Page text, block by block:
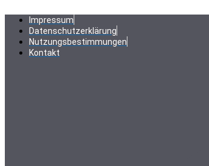
Inhalt
springen
Impressum
Datenschutzerklärung
Nutzungsbestimmungen
Kontakt